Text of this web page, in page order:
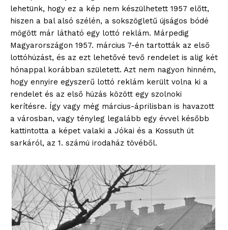
lehetünk, hogy ez a kép nem készülhetett 1957 előtt,
hiszen a bal alsó szélén, a sokszögletű újságos bódé
mögött már látható egy lottó reklám. Márpedig
Magyarországon 1957. március 7-én tartották az első
lottóhúzást, és az ezt lehetővé tevő rendelet is alig két
hónappal korábban született. Azt nem nagyon hinném,
hogy ennyire egyszerű lottó reklám került volna ki a
rendelet és az első húzás között egy szolnoki
kerítésre. Így vagy még március-áprilisban is havazott
a városban, vagy tényleg legalább egy évvel később
kattintotta a képet valaki a Jókai és a Kossuth út
sarkáról, az 1. számú irodaház tövéből.